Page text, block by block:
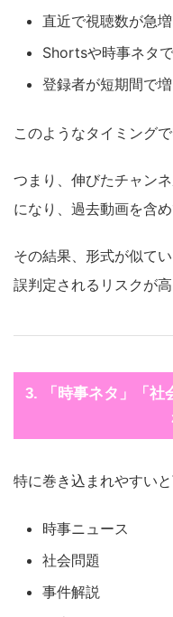
直近で視聴数が急増
Shortsや時事ネタ
登録者が短期間で
このようなタイミング
つまり、伸びたチャン
になり、過去動画を含
その結果、形式が似て
誤判定されるリスクが高
3. 「時事ネタ」「社
特に巻き込まれやすい
時事ニュース
社会問題
事件解説